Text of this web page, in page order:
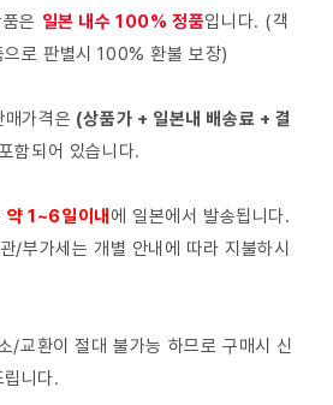
은 일본 내수 100% 정품입니다. (객
으로 판별시 100% 환불 보장)
가격은 (상품가 + 일본내 배송료 + 결
함되어 있습니다.
약 1~6일이내 에 일본에서 발송됩니다.
/부가세는 개별 안내에 따라 지불하시
/교환이 절대 불가능 하므로 구매시 신
니다.